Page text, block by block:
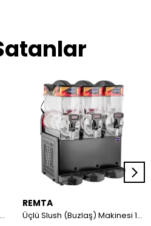
Kuzine Sanayi Tipi Fırınlı 700 Seri Gazlı 4 Açık Ateş 80x70x85 (Lp)-2X6Kw+2X7,5Kw+6Kw Elektrikli Fırın
REMTA
Üçlü Slush (Buzlaş) Makinesi 12+12+12 lt